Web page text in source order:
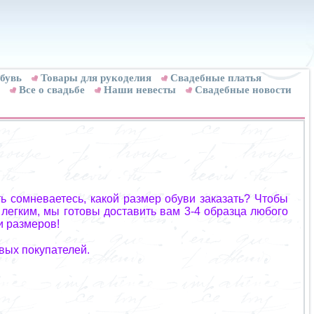
Товары для рукоделия
Cвадебные платья
Все о свадьбе
Наши невесты Свадебные новости
какой размер обуви заказать? Чтобы
мы готовы доставить вам 3-4 образца любого
размеров!
покупателей.